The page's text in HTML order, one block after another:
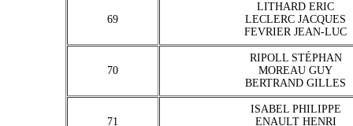
69
LITHARD ERIC
LECLERC JACQUES
FEVRIER JEAN-LUC
70
RIPOLL STÉPHAN
MOREAU GUY
BERTRAND GILLES
71
ISABEL PHILIPPE
ENAULT HENRI